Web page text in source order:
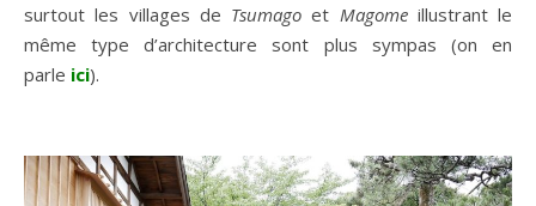
surtout les villages de Tsumago et Magomeillustrant le
même type d’architecture sont plus sympas (on en
parle ici).